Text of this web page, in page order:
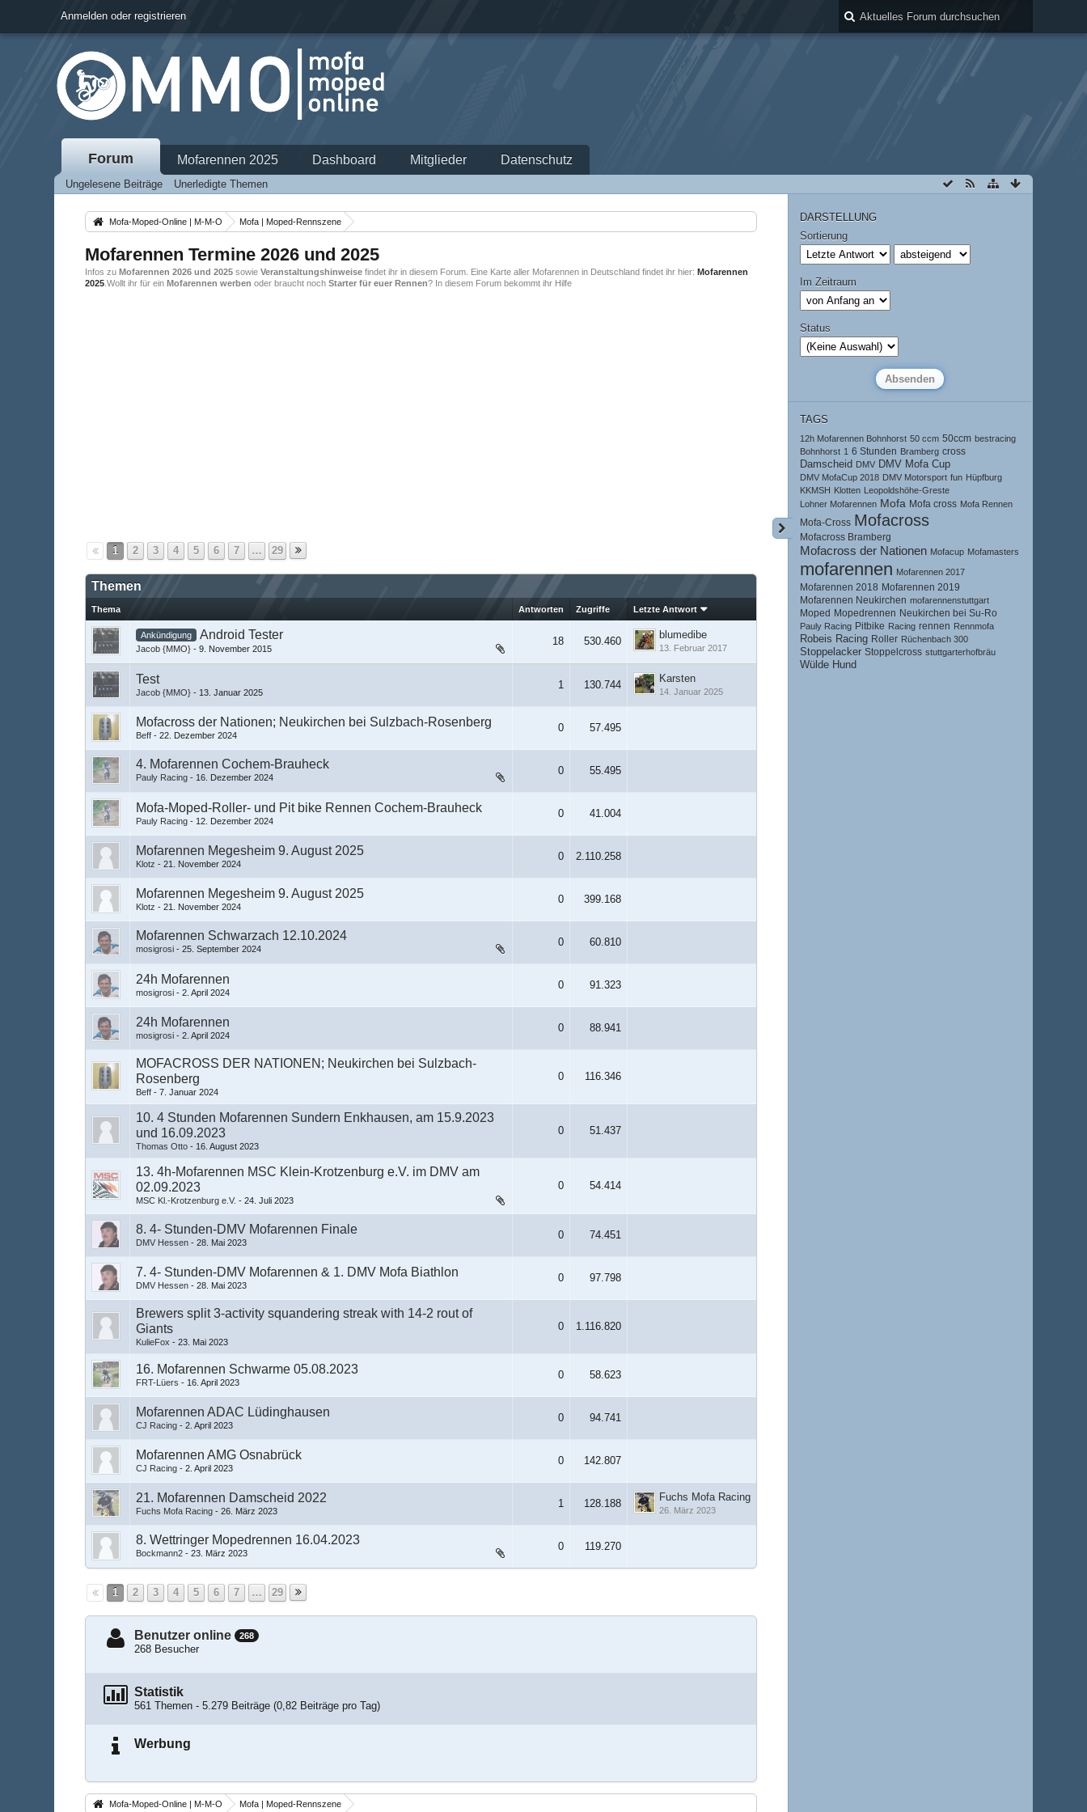
Anmelden oder registrieren
Forum Mofarennen 2025 Dashboard Mitglieder Datenschutz
Ungelesene Beiträge Unerledigte Themen
Mofa-Moped-Online | M-M-O Mofa | Moped-Rennszene
Mofarennen Termine 2026 und 2025
Infos zuMofarennen 2026 und 2025 sowieVeranstaltungshinweise findet ihr in diesem Forum. Eine Karte aller Mofarennen in Deutschland findet ihr hier:Mofarennen
2025 .Wollt ihr für einMofarennen werben oder braucht nochStarter für euer Rennen? In diesem Forum bekommt ihr Hilfe
1 2 3 4 5 6 7 … 29
Themen
Thema Antworten Zugriffe Letzte Antwort
Ankündigung Android Tester
Jacob {MMO} -9. November 2015
18 530.460
blumedibe
13. Februar 2017
Test
Jacob {MMO} - 13. Januar 2025
1 130.744
Karsten
14. Januar 2025
Mofacross der Nationen; Neukirchen bei Sulzbach-Rosenberg
Beff -22. Dezember 2024
0 57.495
4. Mofarennen Cochem-Brauheck
Pauly Racing - 16. Dezember 2024
0 55.495
Mofa-Moped-Roller- und Pit bike Rennen Cochem-Brauheck
Pauly Racing - 12. Dezember 2024
0 41.004
Mofarennen Megesheim 9. August 2025
Klotz -21. November 2024
0 2.110.258
Mofarennen Megesheim 9. August 2025
Klotz -21. November 2024
0 399.168
Mofarennen Schwarzach 12.10.2024
mosigrosi -25. September 2024
0 60.810
24h Mofarennen
mosigrosi -2. April 2024
0 91.323
24h Mofarennen
mosigrosi -2. April 2024
0 88.941
MOFACROSS DER NATIONEN; Neukirchen bei Sulzbach-
Rosenberg
Beff -7. Januar 2024
0 116.346
10. 4 Stunden Mofarennen Sundern Enkhausen, am 15.9.2023
und 16.09.2023
Thomas Otto - 16. August 2023
0 51.437
13. 4h-Mofarennen MSC Klein-Krotzenburg e.V. im DMV am
02.09.2023
MSC Kl.-Krotzenburg e.V. -24. Juli 2023
0 54.414
8. 4- Stunden-DMV Mofarennen Finale
DMV Hessen -28. Mai 2023
0 74.451
7. 4- Stunden-DMV Mofarennen & 1. DMV Mofa Biathlon
DMV Hessen -28. Mai 2023
0 97.798
​Brewers split 3-activity squandering streak with 14-2 rout of
Giants
KulieFox -23. Mai 2023
0 1.116.820
16. Mofarennen Schwarme 05.08.2023
FRT-Lüers - 16. April 2023
0 58.623
Mofarennen ADAC Lüdinghausen
CJ Racing -2. April 2023
0 94.741
Mofarennen AMG Osnabrück
CJ Racing -2. April 2023
0 142.807
21. Mofarennen Damscheid 2022
Fuchs Mofa Racing -26. März 2023
1 128.188
Fuchs Mofa Racing
26. März 2023
8. Wettringer Mopedrennen 16.04.2023
Bockmann2 -23. März 2023
0 119.270
1 2 3 4 5 6 7 … 29
Benutzer online 268
268 Besucher
Statistik
561 Themen - 5.279 Beiträge (0,82 Beiträge pro Tag)
Werbung
Mofa-Moped-Online | M-M-O Mofa | Moped-Rennszene
DARSTELLUNG
Sortierung
Im Zeitraum
Status
TAGS
12h Mofarennen Bohnhorst 50 ccm 50ccm bestracing
Bohnhorst 1 6 Stunden Bramberg cross
Damscheid DMV DMV Mofa Cup
DMV MofaCup 2018 DMV Motorsport fun Hüpfburg
KKMSH Klotten Leopoldshöhe-Greste
Lohner Mofarennen Mofa Mofa cross Mofa Rennen
Mofa-Cross Mofacross
Mofacross Bramberg
Mofacross der Nationen Mofacup Mofamasters
mofarennen Mofarennen 2017
Mofarennen 2018 Mofarennen 2019
Mofarennen Neukirchen mofarennenstuttgart
Moped Mopedrennen Neukirchen bei Su-Ro
Pauly Racing Pitbike Racing rennen Rennmofa
Robeis Racing Roller Rüchenbach 300
Stoppelacker Stoppelcross stuttgarterhofbräu
Wülde Hund